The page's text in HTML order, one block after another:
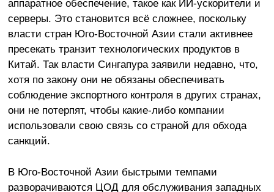
аппаратное обеспечение, такое как ИИ-ускорители и
серверы. Это становится всё сложнее, поскольку
власти стран Юго-Восточной Азии стали активнее
пресекать транзит технологических продуктов в
Китай. Так власти Сингапура заявили недавно, что,
хотя по закону они не обязаны обеспечивать
соблюдение экспортного контроля в других странах,
они не потерпят, чтобы какие-либо компании
использовали свою связь со страной для обхода
санкций.
В Юго-Восточной Азии быстрыми темпами
разворачиваются ЦОД для обслуживания западных